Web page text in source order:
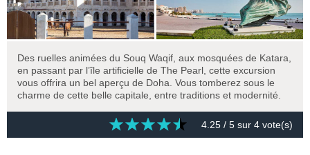
Des ruelles animées du Souq Waqif, aux mosquées de Katara,
en passant par l’île artificielle de The Pearl, cette excursion
vous offrira un bel aperçu de Doha. Vous tomberez sous le
charme de cette belle capitale, entre traditions et modernité.
4.25 / 5 sur 4 vote(s)